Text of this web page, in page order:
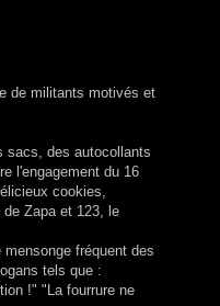
de militants motivés et
sacs, des autocollants
l'engagement du 16
cookies,
Zapa et 123, le
fréquent des
tels que :
!" "La fourrure ne